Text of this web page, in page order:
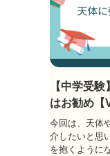
【中学受
はお勧め【
今回は、天体
介したいと思
を抱くように